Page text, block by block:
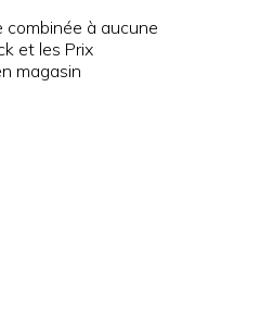
combinée à aucune
et les Prix
magasin